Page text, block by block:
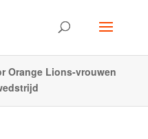
Orange Lions-vrouwen